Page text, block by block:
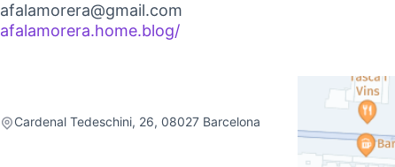
afalamorera@gmail.com
afalamorera.home.blog/
Cardenal Tedeschini, 26, 08027 Barcelona